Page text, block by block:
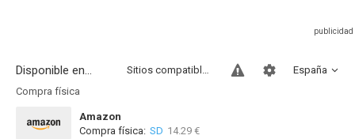
Disponible en... España
Sitios compatibles
Compra física
Amazon
Compra física: SD 14.29 €